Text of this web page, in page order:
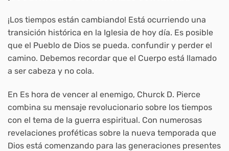
¡Los tiempos están cambiando! Está ocurriendo una
transición histórica en la Iglesia de hoy día. Es posible
que el Pueblo de Dios se pueda. confundir y perder el
camino. Debemos recordar que el Cuerpo está llamado
a ser cabeza y no cola.
En Es hora de vencer al enemigo, Churck D. Pierce
combina su mensaje revolucionario sobre los tiempos
con el tema de la guerra espiritual. Con numerosas
revelaciones proféticas sobre la nueva temporada que
Dios está comenzando para las generaciones presentes